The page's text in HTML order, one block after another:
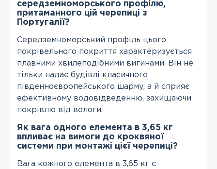
середземноморського профілю,
притаманного цій черепиці з
Португалії?
Середземноморський профіль цього
покрівельного покриття характеризується
плавними хвилеподібними вигинами. Він не
тільки надає будівлі класичного
південноєвропейського шарму, а й сприяє
ефективному водовідведенню, захищаючи
покрівлю від вологи.
Як вага одного елемента в 3,65 кг
впливає на вимоги до кроквяної
системи при монтажі цієї черепиці?
Вага кожного елемента в 3,65 кг є